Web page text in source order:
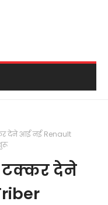
देने आई नई Renault
टक्कर देने